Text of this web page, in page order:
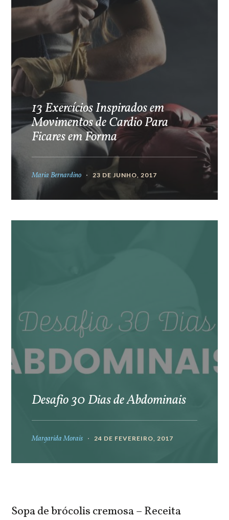
13 Exercícios Inspirados em
Movimentos de Cardio Para
Ficares em Forma
Maria Bernardino 23 DE JUNHO, 2017
Desafio 30 Dias de Abdominais
Margarida Morais 24 DE FEVEREIRO, 2017
Sopa de brócolis cremosa – Receita